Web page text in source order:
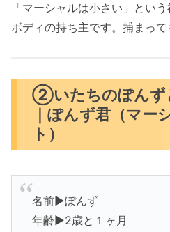
「マーシャルは小さい」とい
ボディの持ち主です。捕まっ
②いたちのぽんず
｜ぽんず君（マー
ト）
名前▶︎ぽんず
年齢▶︎2歳と１ヶ月